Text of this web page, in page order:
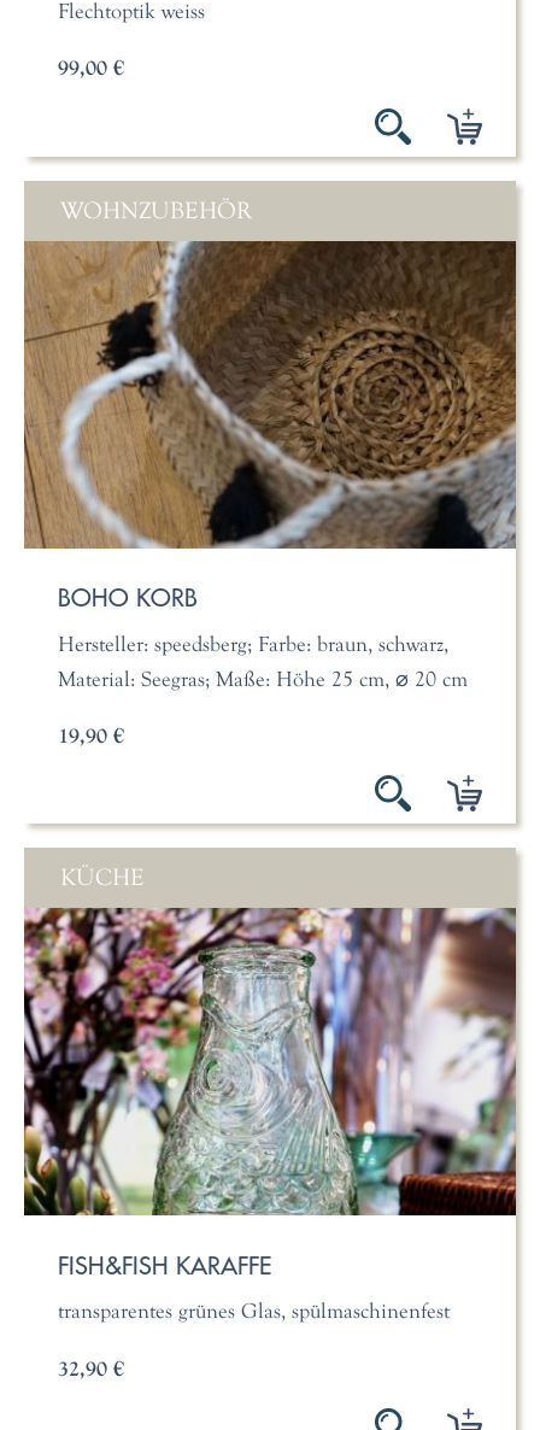
Flechtoptik weiss
99,00 €
WOHNZUBEHÖR
BOHO KORB
Hersteller: speedsberg; Farbe: braun, schwarz,
Material: Seegras; Maße: Höhe 25 cm, ⌀ 20 cm
19,90 €
KÜCHE
FISH&FISH KARAFFE
transparentes grünes Glas, spülmaschinenfest
32,90 €